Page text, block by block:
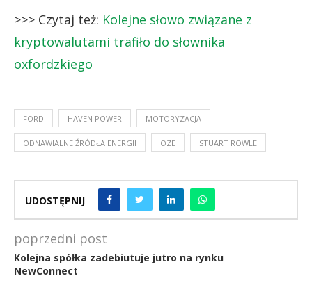
>>> Czytaj też: Kolejne słowo związane z
kryptowalutami trafiło do słownika
oxfordzkiego
FORD HAVEN POWER MOTORYZACJA
ODNAWIALNE ŹRÓDŁA ENERGII OZE STUART ROWLE
UDOSTĘPNIJ
poprzedni post
Kolejna spółka zadebiutuje jutro na rynku
NewConnect